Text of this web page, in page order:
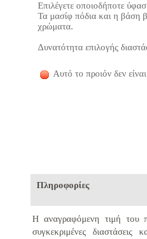
Επιλέγετε οποιοδήποτε
Τα μασίφ πόδια και η βάση
χρώματα.
Δυνατότητα επιλογής
Αυτό το προιόν δεν
Πληροφορίες
Η αναγραφόμενη τιμή του
συγκεκριμένες διαστάσεις